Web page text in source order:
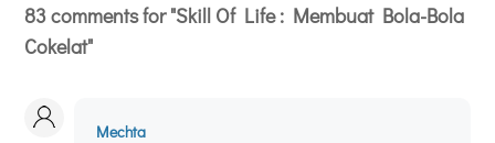
83 comments for "Skill Of Life : Membuat Bola-Bola
Cokelat"
Mechta